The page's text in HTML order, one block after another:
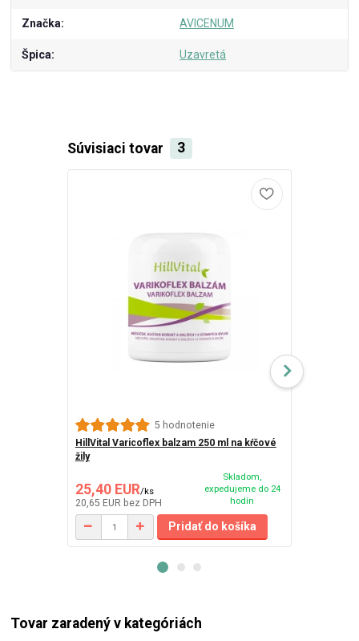
Značka AVICENUM
Špica Uzavretá
Súvisiaci tovar 3
5 hodnotenie
HillVital Varicoflex balzam 250 ml na kŕčové
žily
25,40 EUR/ks
20,65 EUR bez DPH
Skladom,
expedujeme do 24
hodín
Pridať do košíka
Tovar zaradený v kategóriách